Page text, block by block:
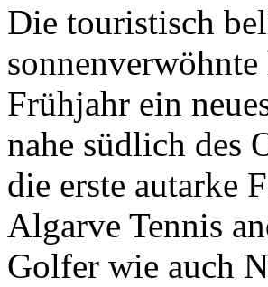
Die touristisch
Frühjahr ein
nahe südlich des
die erste autarke
Algarve Tennis
Golfer wie auch